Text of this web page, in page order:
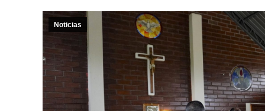
Noticias